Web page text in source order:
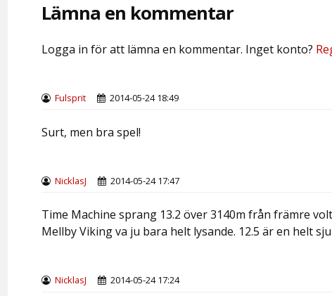
Lämna en kommentar
Logga in för att lämna en kommentar. Inget konto?
Fulsprit 2014-05-24 18:49
Surt, men bra spel!
NicklasJ 2014-05-24 17:47
Time Machine sprang 13.2 över 3140m från främre
Mellby Viking va ju bara helt lysande. 12.5 är en helt
NicklasJ 2014-05-24 17:24